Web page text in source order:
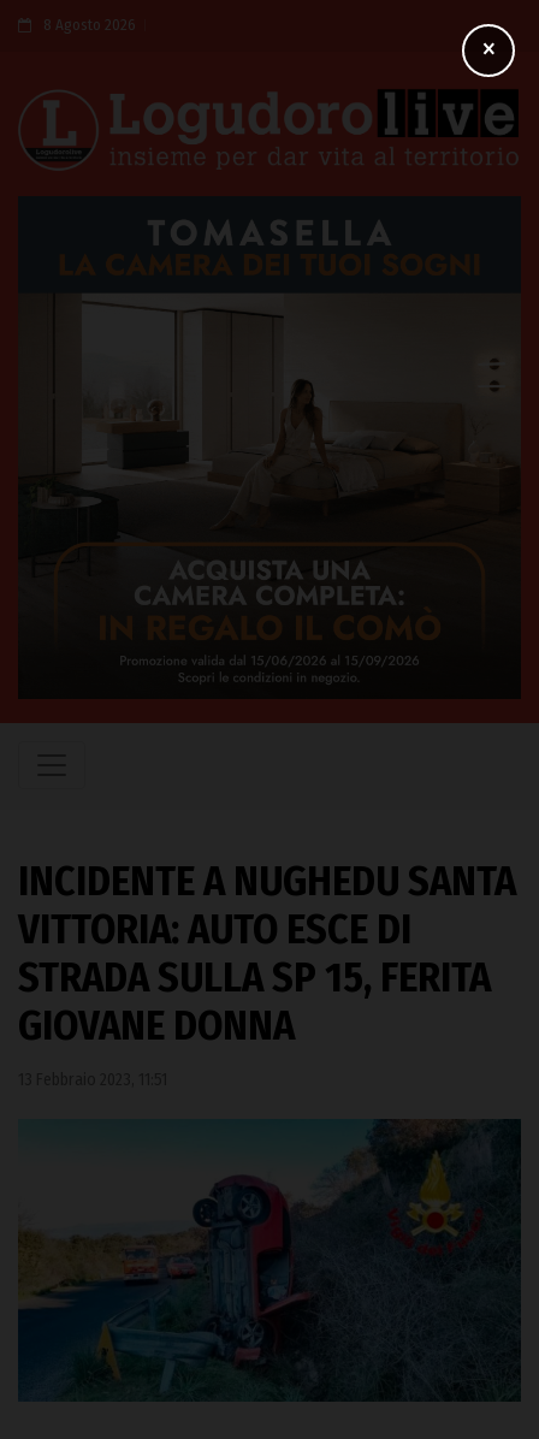
8 Agosto 2026
INCIDENTE A NUGHEDU SANTA
VITTORIA: AUTO ESCE DI
STRADA SULLA SP 15, FERITA
GIOVANE DONNA
×